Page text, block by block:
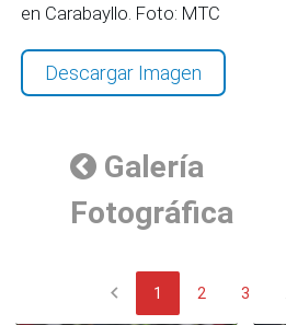
en Carabayllo. Foto: MTC
Descargar Imagen
Galería
Fotográfica
chevron_left 1 2 3